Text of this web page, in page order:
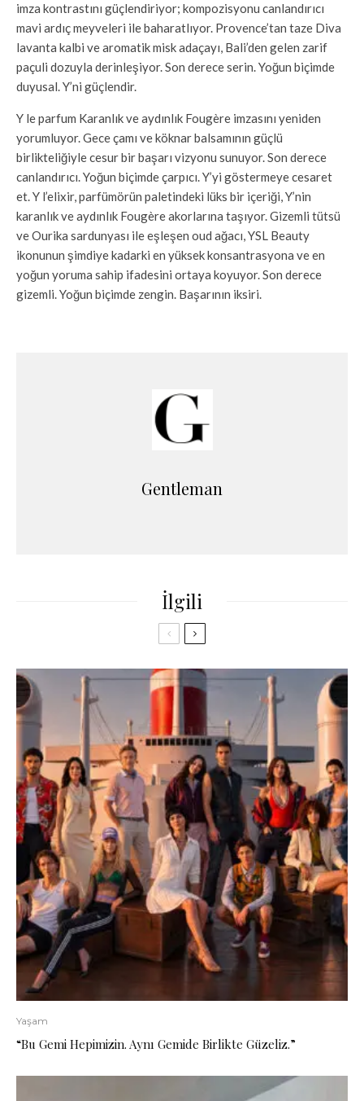
imza kontrastını güçlendiriyor; kompozisyonu canlandırıcı
mavi ardıç meyveleri ile baharatlıyor. Provence’tan taze Diva
lavanta kalbi ve aromatik misk adaçayı, Bali’den gelen zarif
paçuli dozuyla derinleşiyor. Son derece serin. Yoğun biçimde
duyusal. Y’ni güçlendir.
Y le parfum Karanlık ve aydınlık Fougère imzasını yeniden
yorumluyor. Gece çamı ve köknar balsamının güçlü
birlikteliğiyle cesur bir başarı vizyonu sunuyor. Son derece
canlandırıcı. Yoğun biçimde çarpıcı. Y’yi göstermeye cesaret
et. Y l’elixir, parfümörün paletindeki lüks bir içeriği, Y’nin
karanlık ve aydınlık Fougère akorlarına taşıyor. Gizemli tütsü
ve Ourika sardunyası ile eşleşen oud ağacı, YSL Beauty
ikonunun şimdiye kadarki en yüksek konsantrasyona ve en
yoğun yoruma sahip ifadesini ortaya koyuyor. Son derece
gizemli. Yoğun biçimde zengin. Başarının iksiri.
Gentleman
İlgili
Yaşam
“Bu Gemi Hepimizin. Aynı Gemide Birlikte Güzeliz.”